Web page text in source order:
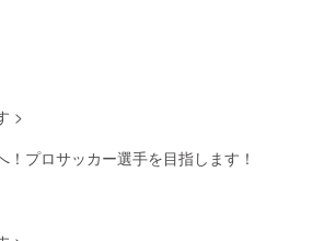
>
！プロサッカー選手を目指します！